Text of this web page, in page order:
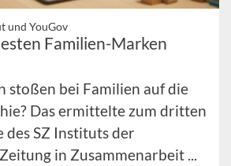
und YouGov
Familien-Marken
stoßen bei Familien auf die
Das ermittelte zum dritten
des SZ Instituts der
in Zusammenarbeit ...